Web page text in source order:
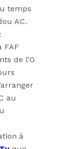
temps
AC.
FAF
de l’O
au
à